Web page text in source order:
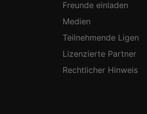
Freunde einladen
Medien
Teilnehmende Ligen
Lizenzierte Partner
Rechtlicher Hinweis